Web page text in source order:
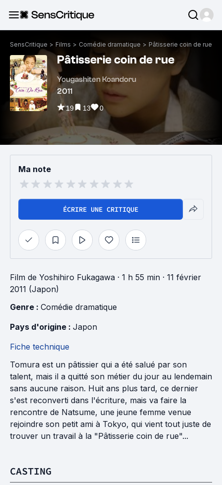
SensCritique > Films > Comédie dramatique > Pâtisserie coin de rue
Pâtisserie coin de rue
Yougashiten Koandoru
2011
19 13 0
Ma note
ÉCRIRE UNE CRITIQUE
Film de Yoshihiro Fukagawa · 1 h 55 min · 11 février
2011 (Japon)
Genre : Comédie dramatique
Pays d'origine : Japon
Fiche technique
Tomura est un pâtissier qui a été salué par son
talent, mais il a quitté son métier du jour au lendemain
sans aucune raison. Huit ans plus tard, ce dernier
s'est reconverti dans l'écriture, mais va faire la
rencontre de Natsume, une jeune femme venue
rejoindre son petit ami à Tokyo, qui vient tout juste de
trouver un travail à la "Pâtisserie coin de rue"...
CASTING